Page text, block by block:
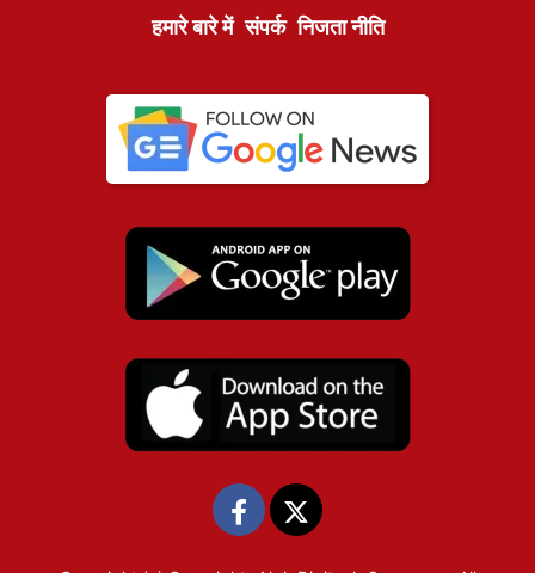
हमारे बारे में संपर्क निजता नीति